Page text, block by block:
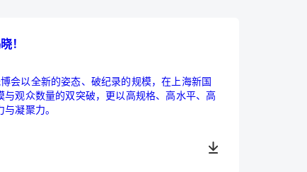
！
会以全新的姿态、破纪录的规模，在上海新国
观众数量的双突破，更以高规格、高水平、高
凝聚力。